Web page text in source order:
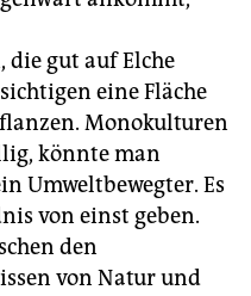
gut auf Elche
eine Fläche
Monokulturen
könnte man
Umweltbewegter. Es
von einst geben.
den
von Natur und